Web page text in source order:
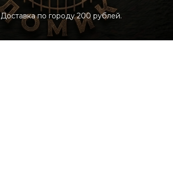
Доставка по городу 200 рублей.